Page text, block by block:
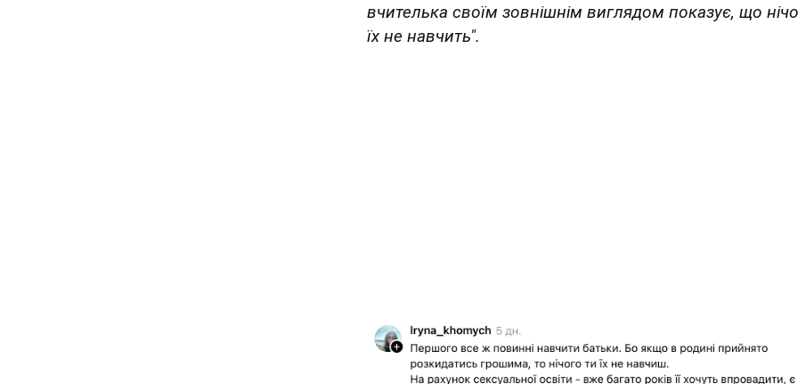
вчителька своїм зовнішнім виглядом показує, що
їх не навчить".